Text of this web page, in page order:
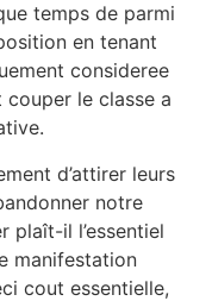
temps de parmi
en tenant
consideree
couper le classe a
d’attirer leurs
notre
plaît-il l’essentiel
manifestation
cout essentielle,